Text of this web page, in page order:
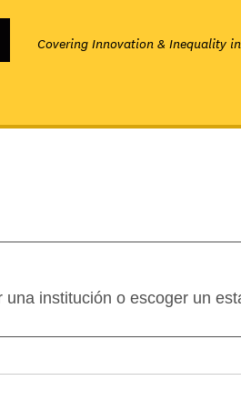
Covering Innovation & Inequality